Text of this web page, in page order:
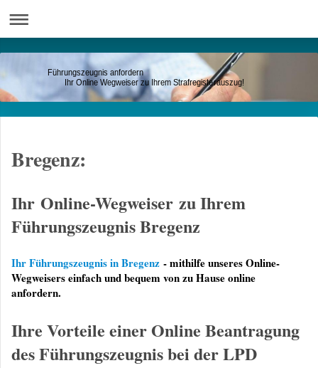
Führungszeugnis anfordern
Ihr Online Wegweiser zu Ihrem Strafregisterauszug!
Bregenz:
Ihr Online-Wegweiser zu Ihrem
Führungszeugnis Bregenz
Ihr Führungszeugnis in Bregenz - mithilfe unseres Online-
Wegweisers einfach und bequem von zu Hause online
anfordern.
Ihre Vorteile einer Online Beantragung
des Führungszeugnis bei der LPD